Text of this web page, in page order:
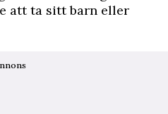
att ta sitt barn eller